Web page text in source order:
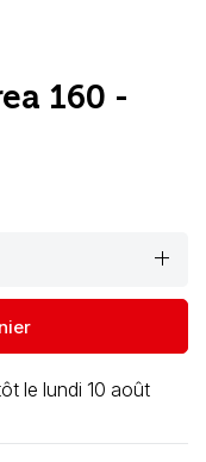
160 -
add
le lundi 10 août